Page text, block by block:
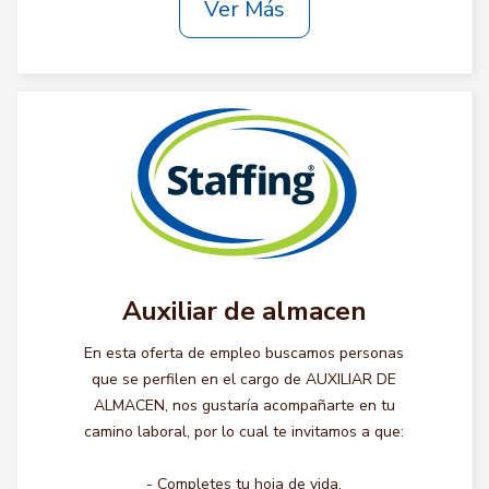
Ver Más
Auxiliar de almacen
En esta oferta de empleo buscamos personas
que se perfilen en el cargo de AUXILIAR DE
ALMACEN, nos gustaría acompañarte en tu
camino laboral, por lo cual te invitamos a que:
- Completes tu hoja de vida.